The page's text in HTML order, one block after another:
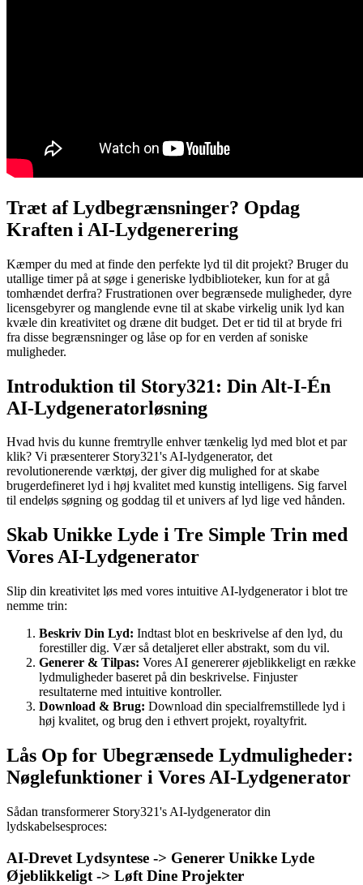
Træt af Lydbegrænsninger? Opdag
Kraften i AI-Lydgenerering
Kæmper du med at finde den perfekte lyd til dit projekt? Bruger du
utallige timer på at søge i generiske lydbiblioteker, kun for at gå
tomhændet derfra? Frustrationen over begrænsede muligheder, dyre
licensgebyrer og manglende evne til at skabe virkelig unik lyd kan
kvæle din kreativitet og dræne dit budget. Det er tid til at bryde fri
fra disse begrænsninger og låse op for en verden af soniske
muligheder.
Introduktion til Story321: Din Alt-I-Én
AI-Lydgeneratorløsning
Hvad hvis du kunne fremtrylle enhver tænkelig lyd med blot et par
klik? Vi præsenterer Story321's AI-lydgenerator, det
revolutionerende værktøj, der giver dig mulighed for at skabe
brugerdefineret lyd i høj kvalitet med kunstig intelligens. Sig farvel
til endeløs søgning og goddag til et univers af lyd lige ved hånden.
Skab Unikke Lyde i Tre Simple Trin med
Vores AI-Lydgenerator
Slip din kreativitet løs med vores intuitive AI-lydgenerator i blot tre
nemme trin:
Beskriv Din Lyd: Indtast blot en beskrivelse af den lyd, du
forestiller dig. Vær så detaljeret eller abstrakt, som du vil.
Generer & Tilpas: Vores AI genererer øjeblikkeligt en række
lydmuligheder baseret på din beskrivelse. Finjuster
resultaterne med intuitive kontroller.
Download & Brug: Download din specialfremstillede lyd i
høj kvalitet, og brug den i ethvert projekt, royaltyfrit.
Lås Op for Ubegrænsede Lydmuligheder:
Nøglefunktioner i Vores AI-Lydgenerator
Sådan transformerer Story321's AI-lydgenerator din
lydskabelsesproces:
AI-Drevet Lydsyntese -> Generer Unikke Lyde
Øjeblikkeligt -> Løft Dine Projekter